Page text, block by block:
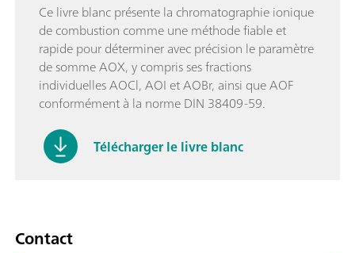
Ce livre blanc présente la chromatographie ionique
de combustion comme une méthode fiable et
rapide pour déterminer avec précision le paramètre
de somme AOX, y compris ses fractions
individuelles AOCl, AOI et AOBr, ainsi que AOF
conformément à la norme DIN 38409-59.
Télécharger le livre blanc
Contact